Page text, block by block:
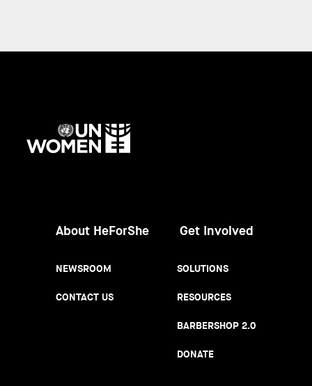
About HeForShe
NEWSROOM
CONTACT US
Get Involved
SOLUTIONS
RESOURCES
BARBERSHOP 2.0
DONATE